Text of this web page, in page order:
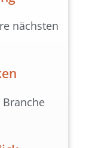
nächsten
Branche